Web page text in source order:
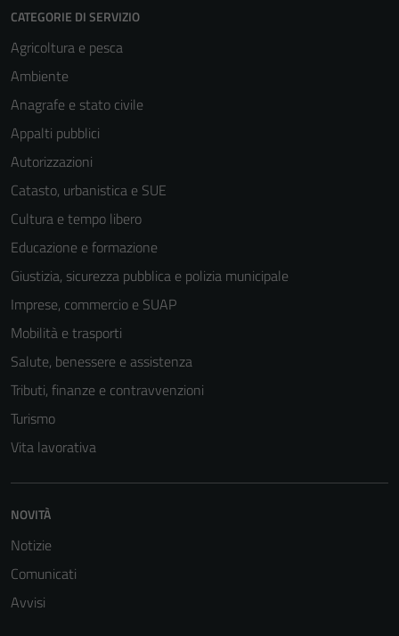
CATEGORIE DI SERVIZIO
Agricoltura e pesca
Ambiente
Anagrafe e stato civile
Appalti pubblici
Autorizzazioni
Catasto, urbanistica e SUE
Cultura e tempo libero
Educazione e formazione
Giustizia, sicurezza pubblica e polizia municipale
Imprese, commercio e SUAP
Mobilità e trasporti
Salute, benessere e assistenza
Tributi, finanze e contravvenzioni
Turismo
Vita lavorativa
NOVITÀ
Notizie
Comunicati
Avvisi